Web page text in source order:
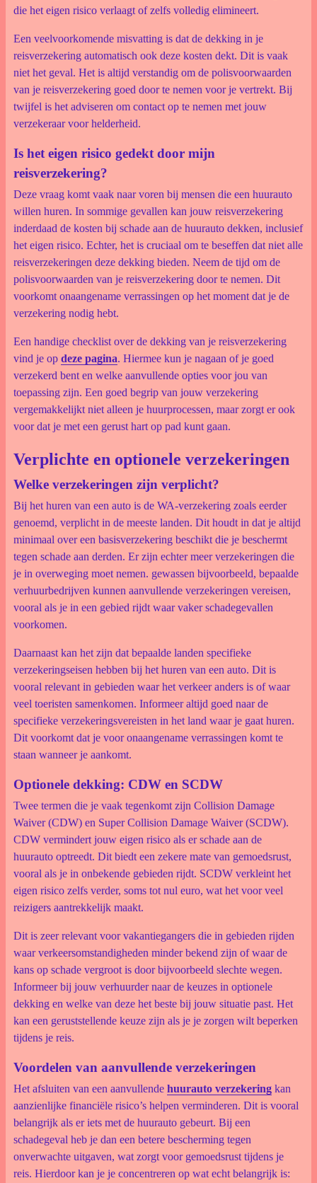
die het eigen risico verlaagt of zelfs volledig elimineert.
Een veelvoorkomende misvatting is dat de dekking in je
reisverzekering automatisch ook deze kosten dekt. Dit is vaak
niet het geval. Het is altijd verstandig om de polisvoorwaarden
van je reisverzekering goed door te nemen voor je vertrekt. Bij
twijfel is het adviseren om contact op te nemen met jouw
verzekeraar voor helderheid.
Is het eigen risico gedekt door mijn
reisverzekering?
Deze vraag komt vaak naar voren bij mensen die een huurauto
willen huren. In sommige gevallen kan jouw reisverzekering
inderdaad de kosten bij schade aan de huurauto dekken, inclusief
het eigen risico. Echter, het is cruciaal om te beseffen dat niet alle
reisverzekeringen deze dekking bieden. Neem de tijd om de
polisvoorwaarden van je reisverzekering door te nemen. Dit
voorkomt onaangename verrassingen op het moment dat je de
verzekering nodig hebt.
Een handige checklist over de dekking van je reisverzekering
vind je op deze pagina. Hiermee kun je nagaan of je goed
verzekerd bent en welke aanvullende opties voor jou van
toepassing zijn. Een goed begrip van jouw verzekering
vergemakkelijkt niet alleen je huurprocessen, maar zorgt er ook
voor dat je met een gerust hart op pad kunt gaan.
Verplichte en optionele verzekeringen
Welke verzekeringen zijn verplicht?
Bij het huren van een auto is de WA-verzekering zoals eerder
genoemd, verplicht in de meeste landen. Dit houdt in dat je altijd
minimaal over een basisverzekering beschikt die je beschermt
tegen schade aan derden. Er zijn echter meer verzekeringen die
je in overweging moet nemen. gewassen bijvoorbeeld, bepaalde
verhuurbedrijven kunnen aanvullende verzekeringen vereisen,
vooral als je in een gebied rijdt waar vaker schadegevallen
voorkomen.
Daarnaast kan het zijn dat bepaalde landen specifieke
verzekeringseisen hebben bij het huren van een auto. Dit is
vooral relevant in gebieden waar het verkeer anders is of waar
veel toeristen samenkomen. Informeer altijd goed naar de
specifieke verzekeringsvereisten in het land waar je gaat huren.
Dit voorkomt dat je voor onaangename verrassingen komt te
staan wanneer je aankomt.
Optionele dekking: CDW en SCDW
Twee termen die je vaak tegenkomt zijn Collision Damage
Waiver (CDW) en Super Collision Damage Waiver (SCDW).
CDW vermindert jouw eigen risico als er schade aan de
huurauto optreedt. Dit biedt een zekere mate van gemoedsrust,
vooral als je in onbekende gebieden rijdt. SCDW verkleint het
eigen risico zelfs verder, soms tot nul euro, wat het voor veel
reizigers aantrekkelijk maakt.
Dit is zeer relevant voor vakantiegangers die in gebieden rijden
waar verkeersomstandigheden minder bekend zijn of waar de
kans op schade vergroot is door bijvoorbeeld slechte wegen.
Informeer bij jouw verhuurder naar de keuzes in optionele
dekking en welke van deze het beste bij jouw situatie past. Het
kan een geruststellende keuze zijn als je je zorgen wilt beperken
tijdens je reis.
Voordelen van aanvullende verzekeringen
Het afsluiten van een aanvullende huurauto verzekeringkan
aanzienlijke financiële risico’s helpen verminderen. Dit is vooral
belangrijk als er iets met de huurauto gebeurt. Bij een
schadegeval heb je dan een betere bescherming tegen
onverwachte uitgaven, wat zorgt voor gemoedsrust tijdens je
reis. Hierdoor kan je je concentreren op wat echt belangrijk is: